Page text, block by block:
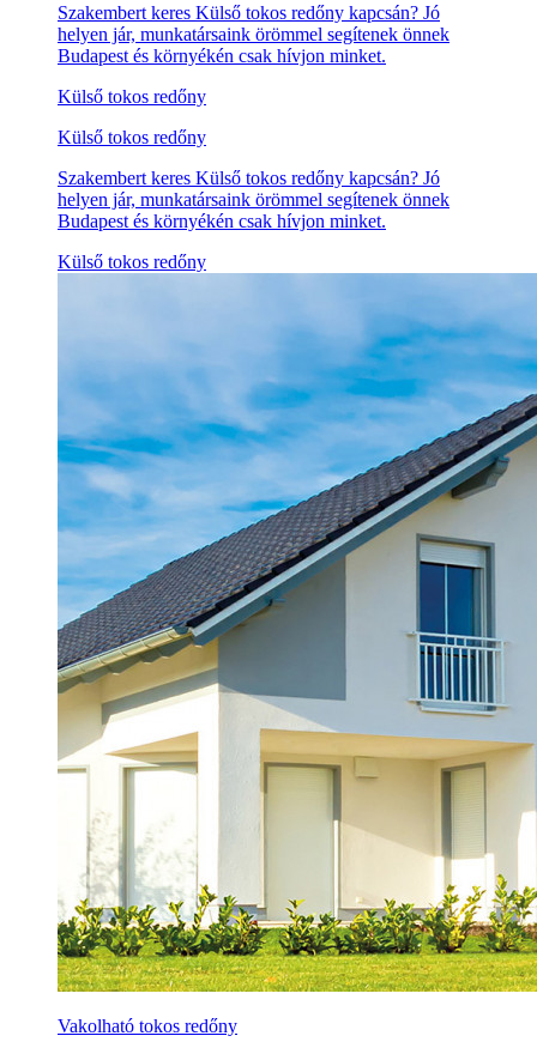
Szakembert keres Külső tokos redőny kapcsán? Jó
helyen jár, munkatársaink örömmel segítenek önnek
Budapest és környékén csak hívjon minket.
Külső tokos redőny
Külső tokos redőny
Szakembert keres Külső tokos redőny kapcsán? Jó
helyen jár, munkatársaink örömmel segítenek önnek
Budapest és környékén csak hívjon minket.
Külső tokos redőny
Vakolható tokos redőny